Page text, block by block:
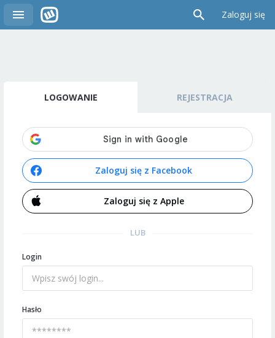
Zaloguj się
LOGOWANIE REJESTRACJA
Zaloguj się z Facebook
Zaloguj się z Apple
LUB
Login
Hasło